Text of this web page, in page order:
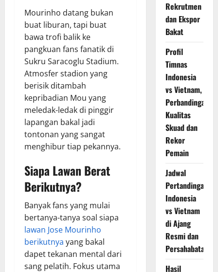
Mourinho datang bukan
buat liburan, tapi buat
bawa trofi balik ke
pangkuan fans fanatik di
Sukru Saracoglu Stadium.
Atmosfer stadion yang
berisik ditambah
kepribadian Mou yang
meledak-ledak di pinggir
lapangan bakal jadi
tontonan yang sangat
menghibur tiap pekannya.
Siapa Lawan Berat
Berikutnya?
Banyak fans yang mulai
bertanya-tanya soal siapa
lawan Jose Mourinho
berikutnya yang bakal
dapet tekanan mental dari
sang pelatih. Fokus utama
Rekrutmen
dan Ekspor
Bakat
Profil
Timnas
Indonesia
vs Vietnam,
Perbandingan
Kualitas
Skuad dan
Rekor
Pemain
Jadwal
Pertandingan
Indonesia
vs Vietnam
di Ajang
Resmi dan
Persahabatan
Hasil